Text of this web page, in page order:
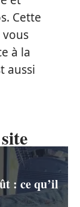
Cette
à la
aussi
: ce qu’il